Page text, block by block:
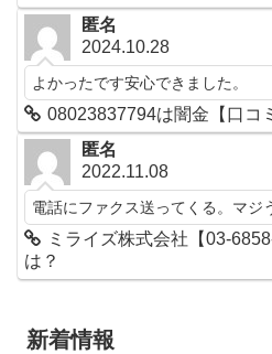
匿名
2024.10.28
よかったです安心できました。
08023837794は闇金【口コ
匿名
2022.11.08
電話にファクス送ってくる。マジ
ミライズ株式会社【03-
は？
新着情報